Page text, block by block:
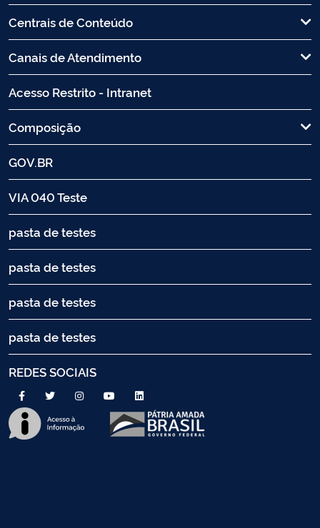
Centrais de Conteúdo
Canais de Atendimento
Acesso Restrito - Intranet
Composição
GOV.BR
VIA 040 Teste
pasta de testes
pasta de testes
pasta de testes
pasta de testes
REDES SOCIAIS